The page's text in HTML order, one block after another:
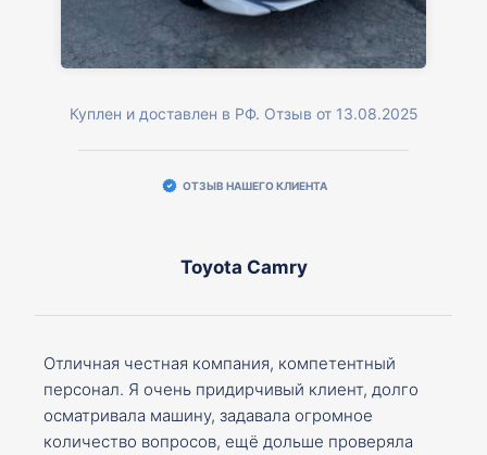
Куплен и доставлен в РФ. Отзыв от 13.08.2025
ОТЗЫВ НАШЕГО КЛИЕНТА
Toyota Camry
Отличная честная компания, компетентный
персонал. Я очень придирчивый клиент, долго
осматривала машину, задавала огромное
количество вопросов, ещё дольше проверяла